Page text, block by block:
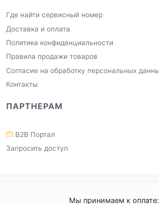
Где найти сервисный номер
Доставка и оплата
Политика конфиденциальности
Правила продажи товаров
Согласие на обработку персональных
Контакты
ПАРТНЕРАМ
B2B Портал
Запросить доступ
Мы принимаем к оплате: